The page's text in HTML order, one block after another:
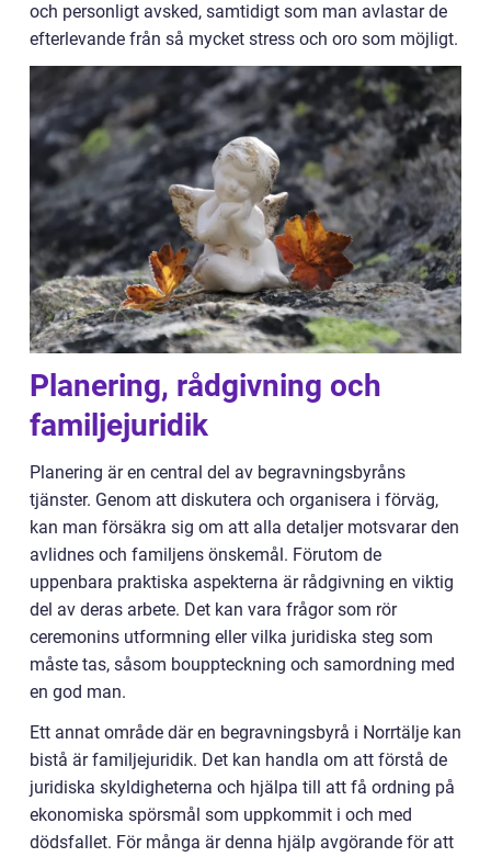
och personligt avsked, samtidigt som man avlastar de
efterlevande från så mycket stress och oro som möjligt.
Planering, rådgivning och
familjejuridik
Planering är en central del av begravningsbyråns
tjänster. Genom att diskutera och organisera i förväg,
kan man försäkra sig om att alla detaljer motsvarar den
avlidnes och familjens önskemål. Förutom de
uppenbara praktiska aspekterna är rådgivning en viktig
del av deras arbete. Det kan vara frågor som rör
ceremonins utformning eller vilka juridiska steg som
måste tas, såsom bouppteckning och samordning med
en god man.
Ett annat område där en begravningsbyrå i Norrtälje kan
bistå är familjejuridik. Det kan handla om att förstå de
juridiska skyldigheterna och hjälpa till att få ordning på
ekonomiska spörsmål som uppkommit i och med
dödsfallet. För många är denna hjälp avgörande för att